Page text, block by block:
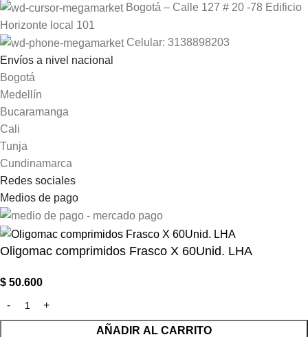
Bogotá – Calle 127 # 20 -78 Edificio
Horizonte local 101
Celular: 3138898203
Envíos a nivel nacional
Bogotá
Medellín
Bucaramanga
Cali
Tunja
Cundinamarca
Redes sociales
Medios de pago
Oligomac comprimidos Frasco X 60Unid. LHA
$ 50.600
AÑADIR AL CARRITO